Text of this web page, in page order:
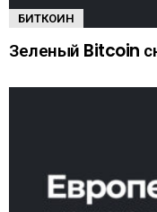
БИТКОИН
Зеленый Bitcoin